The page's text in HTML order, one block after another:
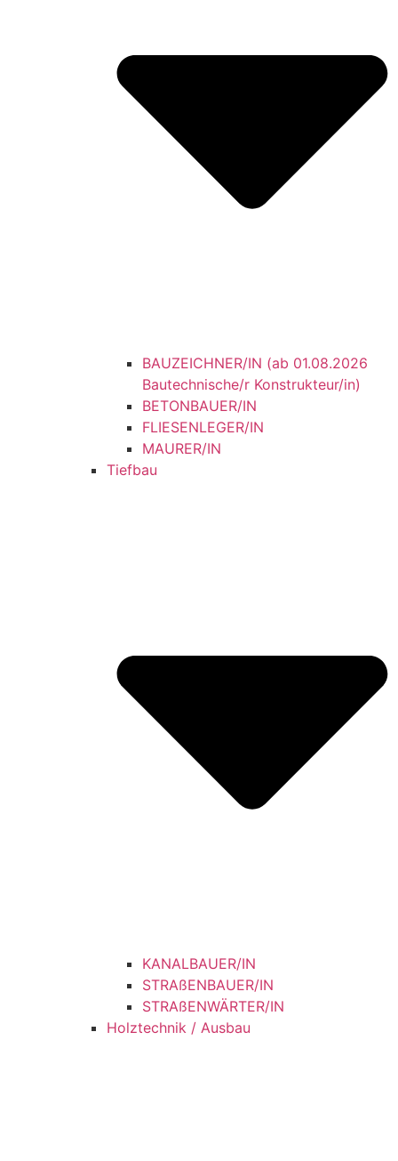
BAUZEICHNER/IN (ab 01.08.2026
Bautechnische/r Konstrukteur/in)
BETONBAUER/IN
FLIESENLEGER/IN
MAURER/IN
Tiefbau
KANALBAUER/IN
STRAßENBAUER/IN
STRAßENWÄRTER/IN
Holztechnik / Ausbau